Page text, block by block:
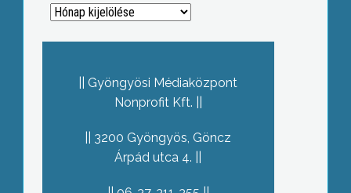
Archívum
Gyöngyösi Médiaközpont
Nonprofit Kft.
3200 Gyöngyös, Göncz
Árpád utca 4.